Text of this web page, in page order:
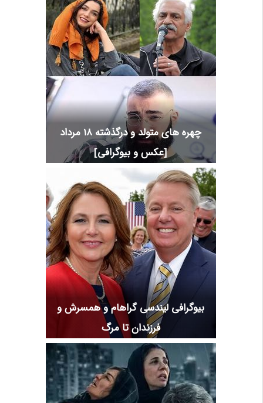
چهره های متولد و درگذشته 18 مرداد
[عکس و بیوگرافی]
بیوگرافی لیندسی گراهام و همسرش و
فرزندان تا مرگ